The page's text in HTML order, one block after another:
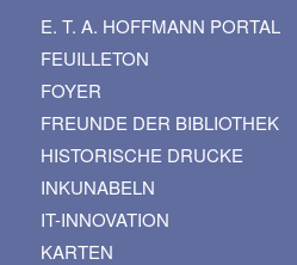
E. T. A. HOFFMANN PORTAL
FEUILLETON
FOYER
FREUNDE DER BIBLIOTHEK
HISTORISCHE DRUCKE
INKUNABELN
IT-INNOVATION
KARTEN